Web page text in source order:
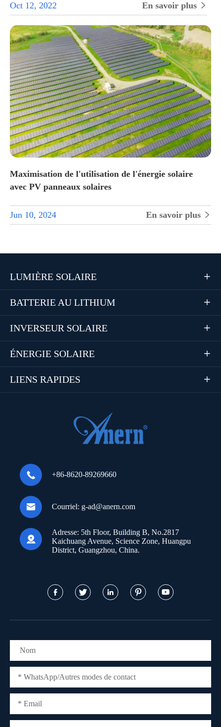
Oct 12, 2022 En savoir plus 
Maximisation de l'utilisation de l'énergie solaire
avec PV panneaux solaires
Jun 10, 2024 En savoir plus 
LUMIÈRE SOLAIRE 
BATTERIE AU LITHIUM 
INVERSEUR SOLAIRE 
ÉNERGIE SOLAIRE 
LIENS RAPIDES 
 +86-8620-89269660
 Courriel: g-ad@anern.com

Adresse: 5th Floor, Building B, No.2817
Kaichuang Avenue, Science Zone, Huangpu
District, Guangzhou, China.
    